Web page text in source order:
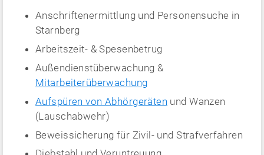
Anschriftenermittlung und Personensuche in
Starnberg
Arbeitszeit- & Spesenbetrug
Außendienstüberwachung &
Mitarbeiterüberwachung
Aufspüren von Abhörgeräten und Wanzen
(Lauschabwehr)
Beweissicherung für Zivil- und Strafverfahren